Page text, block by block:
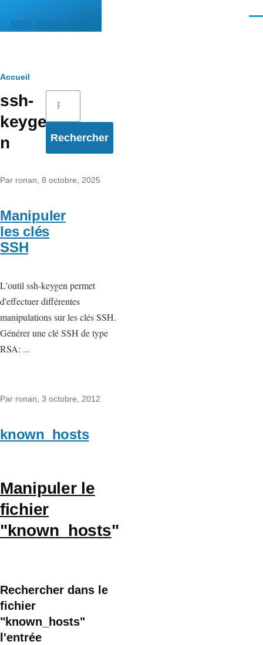
Mon pense-bête
Fil
d'Ariane
Accueil
ssh-
keyge
n
Par ronan , 8 octobre, 2025
Manipuler
les clés
SSH
L'outil ssh-keygen permet
d'effectuer différentes
manipulations sur les clés SSH.
Générer une clé SSH de type
RSA: ...
Par ronan , 3 octobre, 2012
known_hosts
Manipuler le
fichier
"known_hosts"
Rechercher dans le
fichier
"known_hosts"
l'entrée